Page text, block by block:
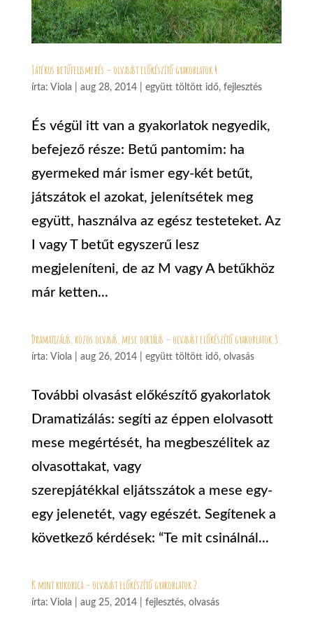
Játékos betűfelismerés – olvasást előkészítő gyakorlatok 4.
írta: Viola aug 28, 2014| együtt töltött idő, fejlesztés
És végül itt van a gyakorlatok negyedik,
befejező része: Betű pantomim: ha
gyermeked már ismer egy-két betűt,
játszátok el azokat, jelenítsétek meg
együtt, használva az egész testeteket. Az
I vagy T betűt egyszerű lesz
megjeleníteni, de az M vagy A betűkhöz
már ketten...
Dramatizálás, közös olvasás, mese diktálás – olvasást előkészítő gyakorlatok 3.
írta: Viola aug 26, 2014| együtt töltött idő, olvasás
További olvasást előkészítő gyakorlatok
Dramatizálás: segíti az éppen elolvasott
mese megértését, ha megbeszélitek az
olvasottakat, vagy
szerepjátékkal eljátsszátok a mese egy-
egy jelenetét, vagy egészét. Segítenek a
következő kérdések: “Te mit csinálnál...
K mint kukorica – olvasást előkészítő gyakorlatok 2.
írta: Viola aug 25, 2014| fejlesztés, olvasás